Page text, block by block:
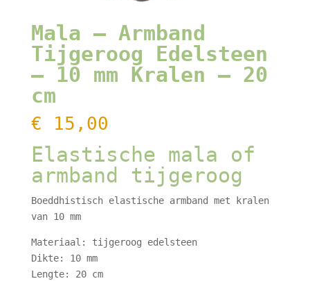
Mala – Armband
Tijgeroog Edelsteen
– 10 mm Kralen – 20
cm
€ 15,00
Elastische mala of
armband tijgeroog
Boeddhistisch elastische armband met kralen
van 10 mm
Materiaal: tijgeroog edelsteen
Dikte: 10 mm
Lengte: 20 cm